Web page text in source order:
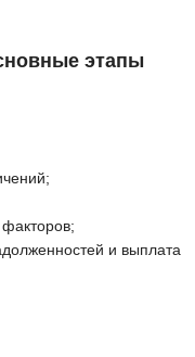
этапы
и выплата